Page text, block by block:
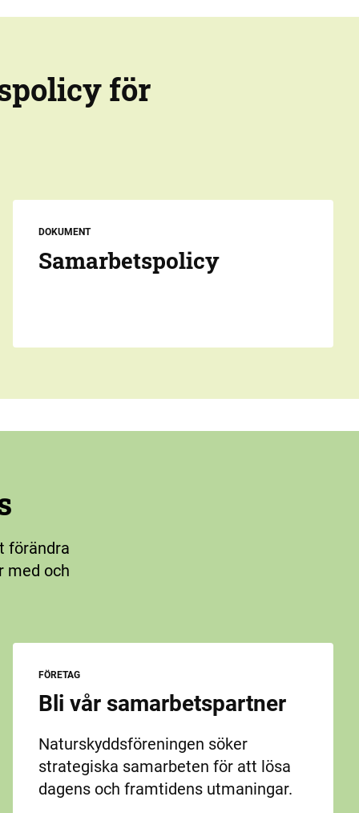
för
DOKUMENT
Samarbetspolicy
förändra
med och
FÖRETAG
Bli vår samarbetspartner
Naturskyddsföreningen söker
strategiska samarbeten för att lösa
dagens och framtidens utmaningar.